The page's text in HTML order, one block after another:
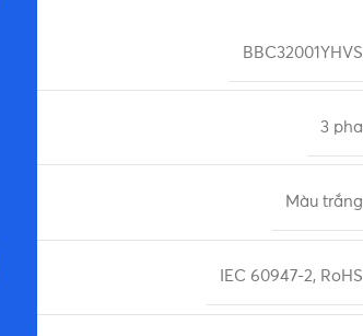
BBC32001YHVS
3 pha
Màu trắng
IEC 60947-2, RoHS